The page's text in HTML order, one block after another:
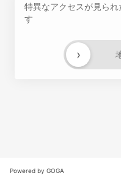
特異なアクセスが見ら
す
›
Powered by GOGA